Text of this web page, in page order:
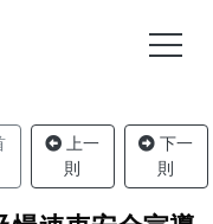
上一
則
下一
則